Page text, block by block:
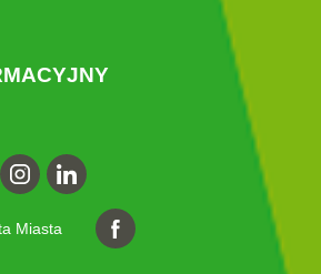
Miasta